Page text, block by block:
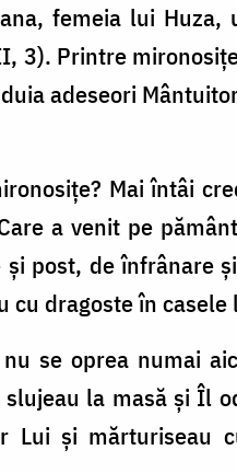
femeia lui
3). Printre
adeseori
Mai întâi
a venit pe
post, de înfrânare
dragoste în
se oprea numai
la masă şi Îl
Lui şi mărturiseau